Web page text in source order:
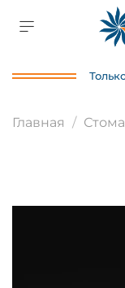
Главная